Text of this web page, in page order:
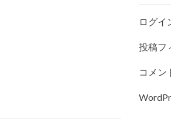
ログイ
投稿フ
コメン